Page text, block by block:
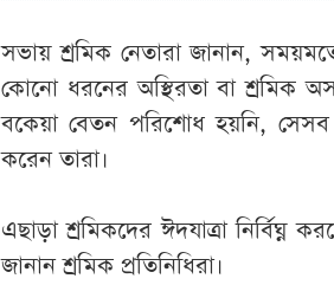
সভায় শ্রমিক নেতারা জানান,
কোনো ধরনের অস্থিরতা বা শ্রমিক
বকেয়া বেতন পরিশোধ হয়নি, সেসব
করেন তারা।
এছাড়া শ্রমিকদের ঈদযাত্রা নির্বিঘ্ন
জানান শ্রমিক প্রতিনিধিরা।